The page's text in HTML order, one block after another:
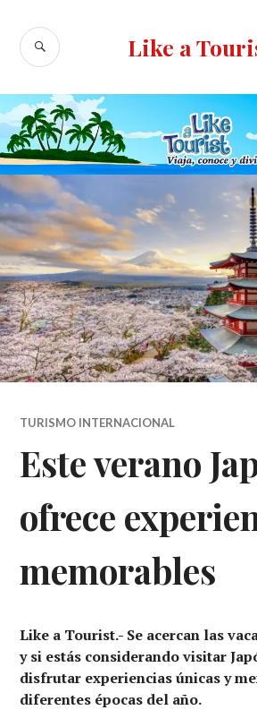
contenido
Like a
BUSCAR
TURISMO INTERNACIONAL
Este verano
ofrece
memorables
Like a Tourist.- Se acercan las
y si estás considerando visitar
disfrutar experiencias únicas y
diferentes épocas del año.